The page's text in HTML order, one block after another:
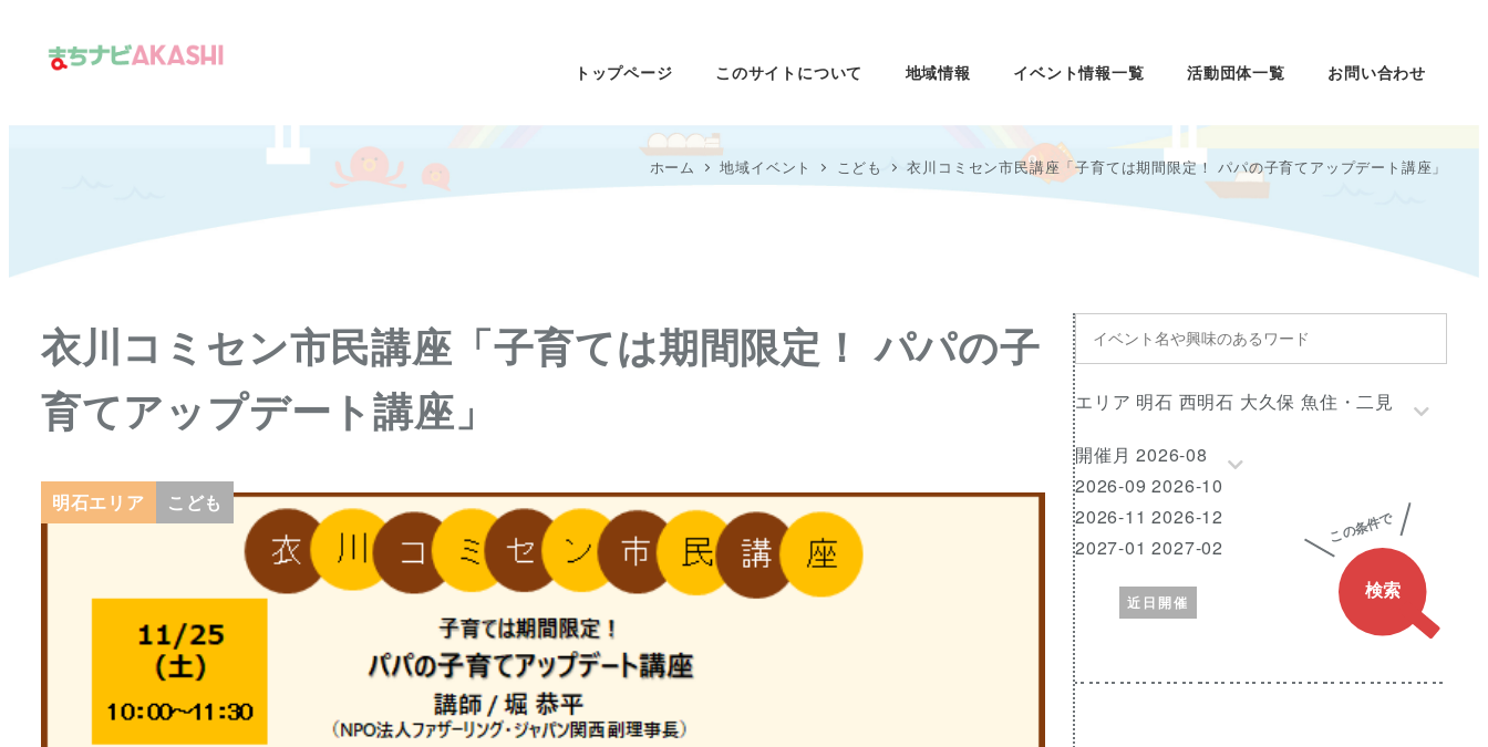
へ
トップページ このサイトについて 地域情報 イベント情報一覧 活動団体一覧 お問い合わせ
ホーム 地域イベント こども 衣川コミセン市民講座「子育ては期間限定！ パパの子育てアップデート講座」
衣川コミセン市民講座「子育ては期間限定！ パパの子
育てアップデート講座」
明石エリア こども
イ
ベ
ン
ト
名
や
興
味
の
あ
る
ワ
ー
ド
エ
リ
ア
エリア 明石 西明石 大久保 魚住・二見
開
催
月
開催月 2026-08
2026-09 2026-10
2026-11 2026-12
2027-01 2027-02
近日開催